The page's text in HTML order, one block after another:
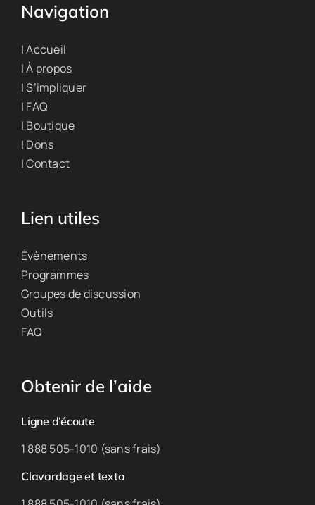
Navigation
| Accueil
| À propos
| S’impliquer
| FAQ
| Boutique
| Dons
| Contact
Lien utiles
Évènements
Programmes
Groupes de discussion
Outils
FAQ
Obtenir de l’aide
Ligne d’écoute
1 888 505-1010 (sans frais)
Clavardage et texto